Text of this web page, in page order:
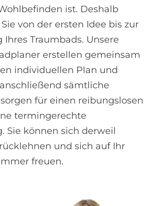
ist. Deshalb
von der ersten Idee bis zur
Traumbads. Unsere
erstellen gemeinsam
individuellen Plan und
sämtliche
für einen reibungslosen
termingerechte
Sie können sich derweil
und sich auf Ihr
freuen.